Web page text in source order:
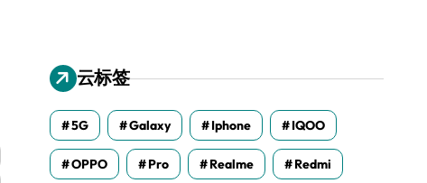
云标签
5G Galaxy Iphone IQOO
OPPO Pro Realme Redmi